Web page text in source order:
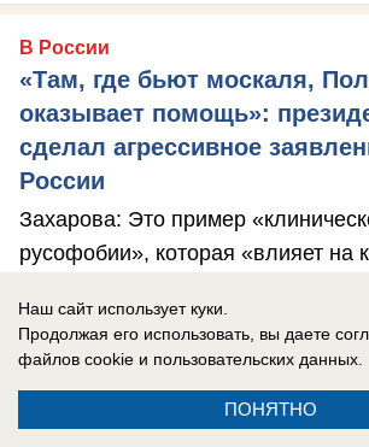
В России
«Там, где бьют москаля,
оказывает помощь»:
сделал агрессивное
России
Захарова: Это пример
русофобии», которая «влияет на
Наш сайт использует куки.
Продолжая его использовать, вы даете
файлов cookie и пользовательских данных.
ПОНЯТНО